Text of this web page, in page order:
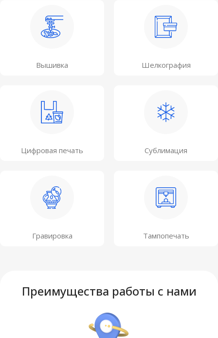
Вышивка Шелкография
Цифровая печать Сублимация
Гравировка Тампопечать
Преимущества работы с нами